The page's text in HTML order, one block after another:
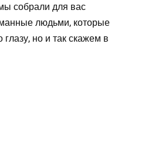
собрали для вас
людьми, которые
но и так скажем в